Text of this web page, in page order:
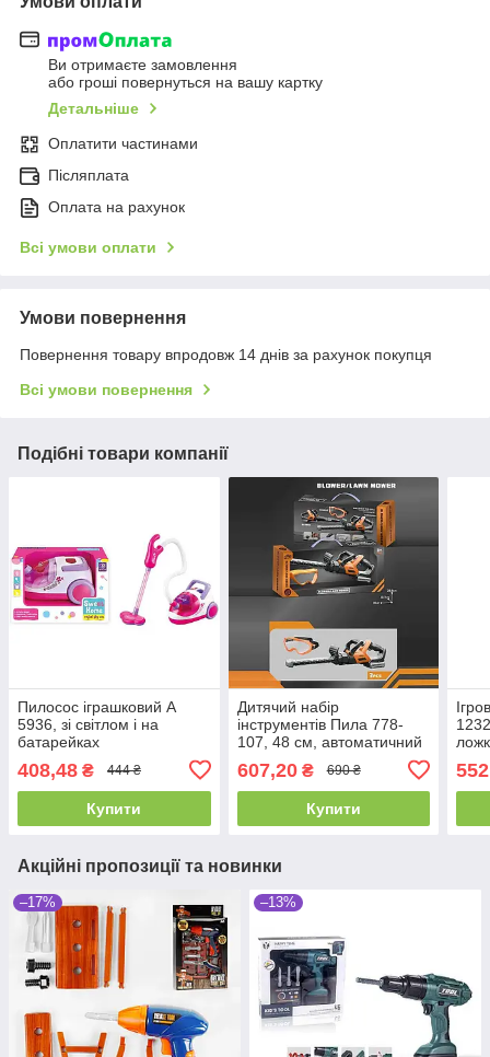
Ви отримаєте замовлення
або гроші повернуться на вашу картку
Детальніше
Оплатити частинами
Післяплата
Оплата на рахунок
Всі умови оплати
Умови повернення
Повернення товару впродовж 14 днів за рахунок покупця
Всі умови повернення
Подібні товари компанії
Пилосос іграшковий А
5936, зі світлом і на
батарейках
408,48 ₴ 444 ₴
Купити
Дитячий набір
інструментів Пила 778-
107, 48 см, автоматичний
принцип роботи, окуляри,
беззвучний режим, звук
607,20₴ 690 ₴
Купити
552
Акційні пропозиції та новинки
–17% –13%